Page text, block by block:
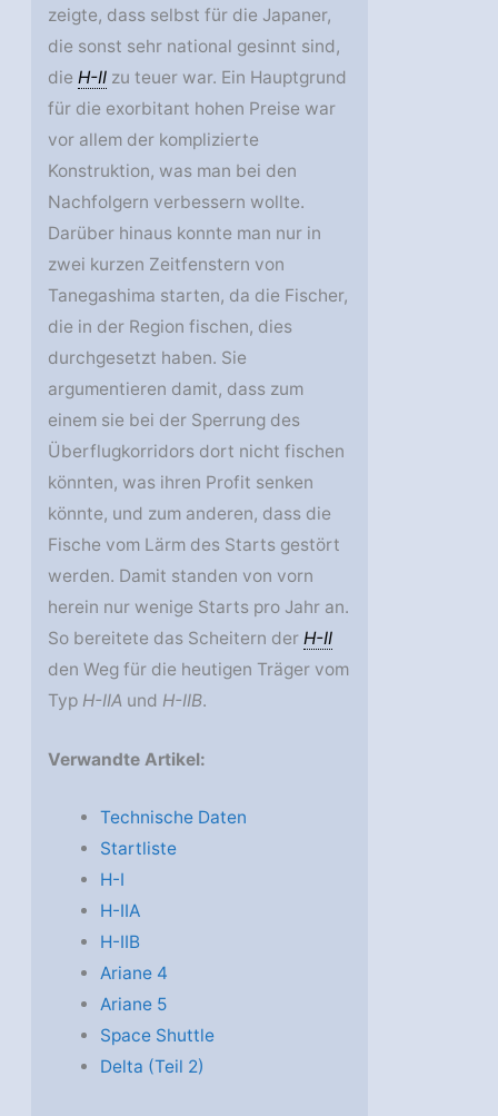
zeigte, dass selbst für die Japaner,
die sonst sehr national gesinnt sind,
die H-II zu teuer war. Ein Hauptgrund
für die exorbitant hohen Preise war
vor allem der komplizierte
Konstruktion, was man bei den
Nachfolgern verbessern wollte.
Darüber hinaus konnte man nur in
zwei kurzen Zeitfenstern von
Tanegashima starten, da die Fischer,
die in der Region fischen, dies
durchgesetzt haben. Sie
argumentieren damit, dass zum
einem sie bei der Sperrung des
Überflugkorridors dort nicht fischen
könnten, was ihren Profit senken
könnte, und zum anderen, dass die
Fische vom Lärm des Starts gestört
werden. Damit standen von vorn
herein nur wenige Starts pro Jahr an.
So bereitete das Scheitern der H-II
den Weg für die heutigen Träger vom
Typ H-IIA und H-IIB.
Verwandte Artikel:
Technische Daten
Startliste
H-I
H-IIA
H-IIB
Ariane 4
Ariane 5
Space Shuttle
Delta (Teil 2)